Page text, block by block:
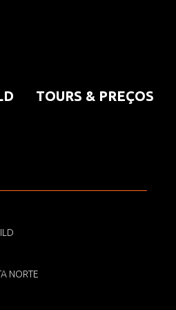
TOURS & PREÇOS
NORTE